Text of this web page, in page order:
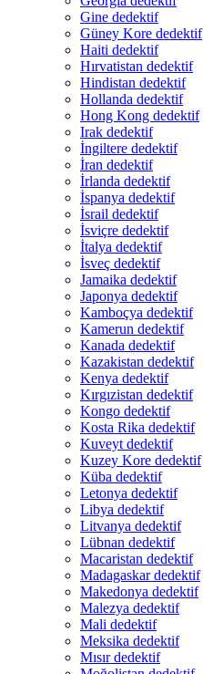
Gine dedektif
Güney Kore dedektif
Haiti dedektif
Hırvatistan dedektif
Hindistan dedektif
Hollanda dedektif
Hong Kong dedektif
Irak dedektif
İngiltere dedektif
İran dedektif
İrlanda dedektif
İspanya dedektif
İsrail dedektif
İsviçre dedektif
İtalya dedektif
İsveç dedektif
Jamaika dedektif
Japonya dedektif
Kamboçya dedektif
Kamerun dedektif
Kanada dedektif
Kazakistan dedektif
Kenya dedektif
Kırgızistan dedektif
Kongo dedektif
Kosta Rika dedektif
Kuveyt dedektif
Kuzey Kore dedektif
Küba dedektif
Letonya dedektif
Libya dedektif
Litvanya dedektif
Lübnan dedektif
Macaristan dedektif
Madagaskar dedektif
Makedonya dedektif
Malezya dedektif
Mali dedektif
Meksika dedektif
Mısır dedektif